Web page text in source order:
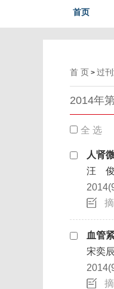
首页
首 页 > 过
2014年
全 选
人肾
汪 俊
血管
宋奕辰